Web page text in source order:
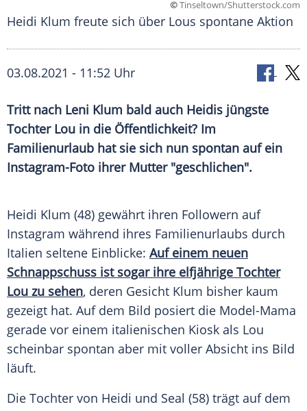
©Tinseltown/Shutterstock.com
Heidi Klum freute sich über Lous spontane Aktion
03.08.2021 - 11:52 Uhr
Tritt nach Leni Klum bald auch Heidis jüngste
Tochter Lou in die Öffentlichkeit? Im
Familienurlaub hat sie sich nun spontan auf ein
Instagram-Foto ihrer Mutter "geschlichen".
Heidi Klum (48) gewährt ihren Followern auf
Instagram während ihres Familienurlaubs durch
Italien seltene Einblicke: Auf einem neuen
Schnappschuss ist sogar ihre elfjährige Tochter
Lou zu sehen, deren Gesicht Klum bisher kaum
gezeigt hat. Auf dem Bild posiert die Model-Mama
gerade vor einem italienischen Kiosk als Lou
scheinbar spontan aber mit voller Absicht ins Bild
läuft.
Die Tochter von Heidi und Seal (58) trägt auf dem